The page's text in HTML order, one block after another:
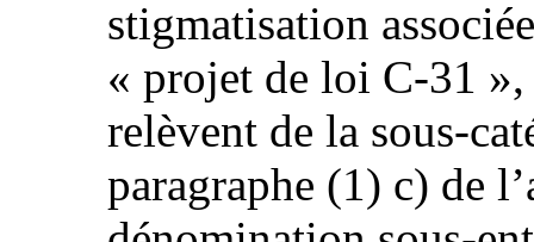
stigmatisation
« projet de loi C-31
relèvent de la sous-
paragraphe (1) c) de